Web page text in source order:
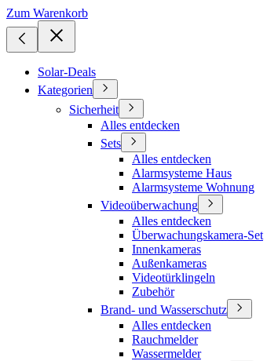
Zum Warenkorb
Solar-Deals
Kategorien
Sicherheit
Alles entdecken
Sets
Alles entdecken
Alarmsysteme Haus
Alarmsysteme Wohnung
Videoüberwachung
Alles entdecken
Überwachungskamera-Set
Innenkameras
Außenkameras
Videotürklingeln
Zubehör
Brand- und Wasserschutz
Alles entdecken
Rauchmelder
Wassermelder